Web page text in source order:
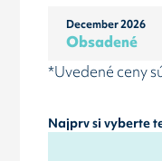
December 2026
Obsadené
*Uvedené ceny
Najprv si vyberte